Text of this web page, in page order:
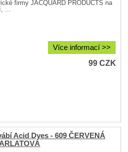
firmy JACQUARD PRODUCTS na
...
Více informací >>
99CZK
Acid Dyes - 609 ČERVENÁ